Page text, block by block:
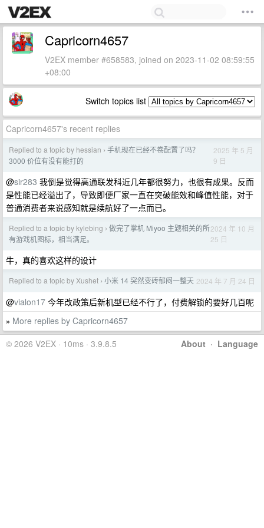
Capricorn4657
V2EX member #658583, joined on 2023-11-02 08:59:55
+08:00
Switch topics list
Capricorn4657's recent replies
Replied to a topic by hessian › 手机现在已经不卷配置了吗？
3000 价位有没有能打的
2025 年 5 月
9 日
@sir283 我倒是觉得高通联发科近几年都很努力，也很有成果。反而
是性能已经溢出了，导致即便厂家一直在突破能效和峰值性能，对于
普通消费者来说感知就是续航好了一点而已。
Replied to a topic by kylebing › 做完了掌机 Miyoo 主题相关的所
有游戏机图标，相当满足。
2024 年 10 月
25 日
牛，真的喜欢这样的设计
Replied to a topic by Xushet › 小米 14 突然变砖郁闷一整天 2024 年 7 月 24 日
@vialon17 今年改政策后新机型已经不行了，付费解锁的要好几百呢
» More replies by Capricorn4657
About · Language
© 2026 V2EX · 10ms · 3.9.8.5